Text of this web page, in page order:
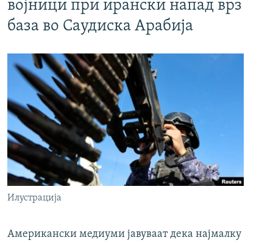
војници при ирански напад врз
база во Саудиска Арабија
Илустрација
Американски медиуми јавуваат дека најмалку